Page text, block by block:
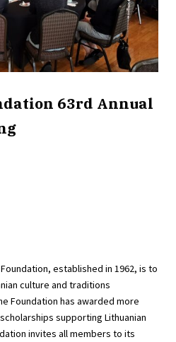
63rd Annual
established in 1962, is to
culture and traditions
Foundation has awarded more
supporting Lithuanian
invites all members to its